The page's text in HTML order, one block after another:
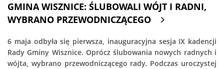
GMINA WISZNICE: ŚLUBOWALI WÓJT I RADNI,
WYBRANO PRZEWODNICZĄCEGO
6 maja odbyła się pierwsza, inauguracyjna sesja IX kadencji
Rady Gminy Wisznice. Oprócz ślubowania nowych radnych i
wójta, wybrano przewodniczącego rady. Podczas uroczystej